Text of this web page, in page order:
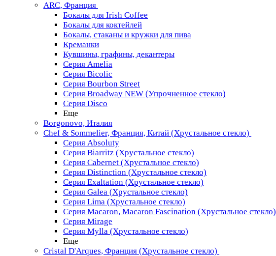
ARC, Франция
Бокалы для Irish Coffee
Бокалы для коктейлей
Бокалы, стаканы и кружки для пива
Креманки
Кувшины, графины, декантеры
Серия Amelia
Серия Bicolic
Серия Bourbon Street
Серия Broadway NEW (Упрочненное стекло)
Серия Disco
Еще
Borgonovo, Италия
Chef & Sommelier, Франция, Китай (Хрустальное стекло)
Серия Absoluty
Серия Biarritz (Хрустальное стекло)
Серия Cabernet (Хрустальное стекло)
Серия Distinction (Хрустальное стекло)
Серия Exaltation (Хрустальное стекло)
Серия Galea (Хрустальное стекло)
Серия Lima (Хрустальное стекло)
Серия Macaron, Macaron Fascination (Хрустальное стекло)
Серия Mirage
Серия Mylla (Хрустальное стекло)
Еще
Cristal D'Arques, Франция (Хрустальное стекло)